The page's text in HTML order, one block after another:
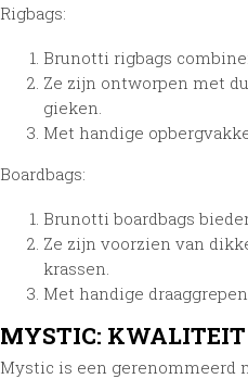
Rigbags:
Brunotti rigbags
Ze zijn ontworpen met
gieken.
Met handige
Boardbags:
Brunotti boardbags
Ze zijn voorzien van
krassen.
Met handige
MYSTIC:
Mystic is een gerenommeerd